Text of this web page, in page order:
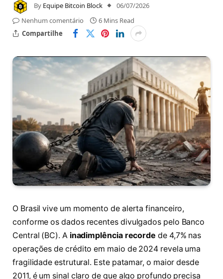
By Equipe Bitcoin Block
06/07/2026
Nenhum comentário
6 Mins Read
Compartilhe
O Brasil vive um momento de alerta financeiro,
conforme os dados recentes divulgados pelo Banco
Central (BC). A inadimplência recorde de 4,7% nas
operações de crédito em maio de 2024 revela uma
fragilidade estrutural. Este patamar, o maior desde
2011, é um sinal claro de que algo profundo precisa